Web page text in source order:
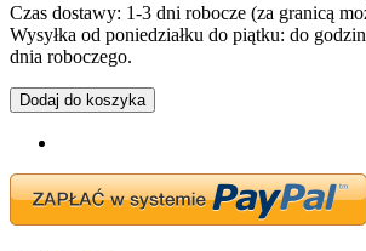
Czas dostawy: 1-3 dni robocze (za granicą
Wysyłka od poniedziałku do piątku: do
dnia roboczego.
Dodaj do koszyka